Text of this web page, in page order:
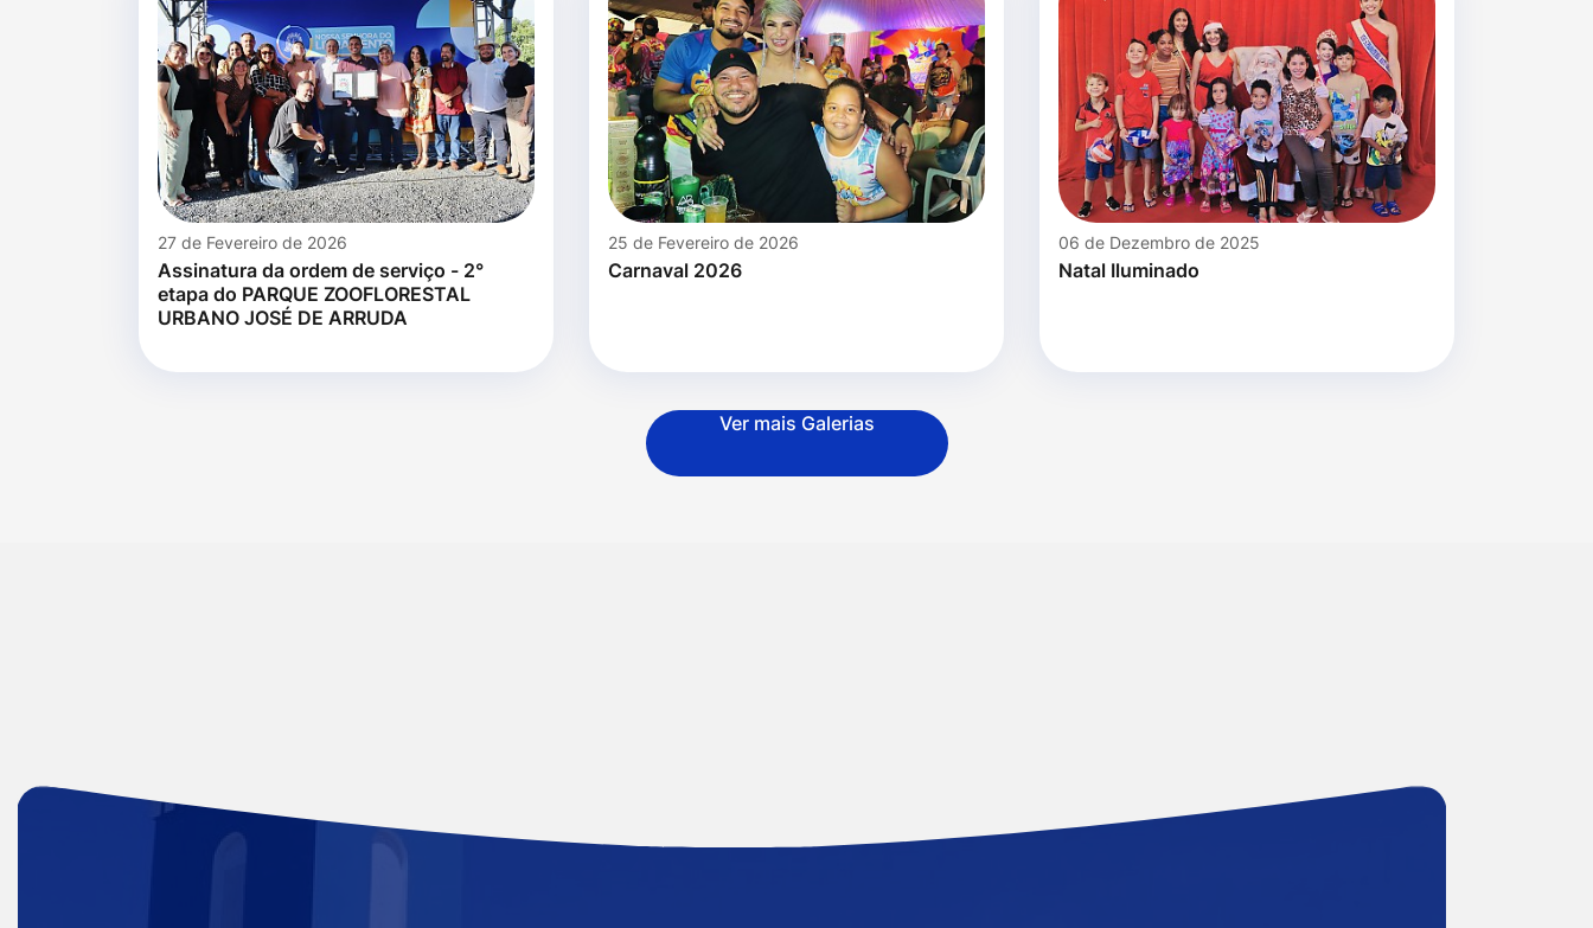
27 de Fevereiro de 2026
Assinatura da ordem de serviço - 2°
etapa do PARQUE ZOOFLORESTAL
URBANO JOSÉ DE ARRUDA
25 de Fevereiro de 2026
Carnaval 2026
06 de Dezembro de 2025
Natal Iluminado
Ver mais Galerias